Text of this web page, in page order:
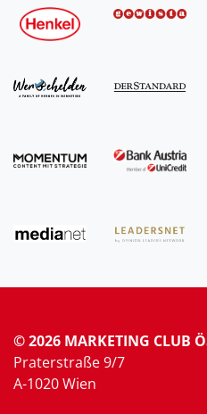
© 2026 MARKETING CLUB
Praterstraße 9/7
A-1020 Wien